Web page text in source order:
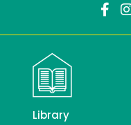
Library